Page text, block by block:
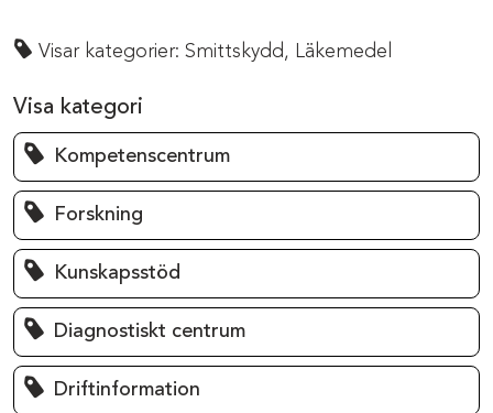
Visar kategorier: Smittskydd, Läkemedel
Visa kategori
Kompetenscentrum
Forskning
Kunskapsstöd
Diagnostiskt centrum
Driftinformation